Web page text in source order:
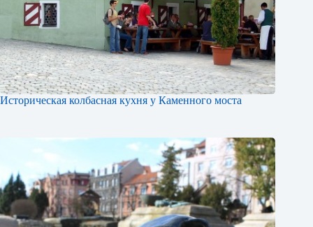
Историческая колбасная кухня у Каменного моста